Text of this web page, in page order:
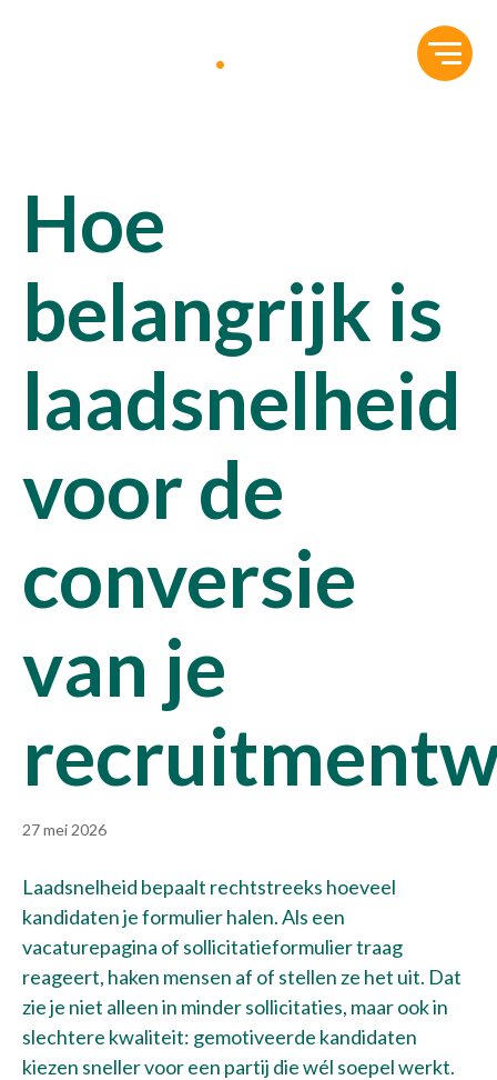
Hoe
belangrijk is
laadsnelheid
voor de
conversie
van je
27 mei 2026
Laadsnelheid bepaalt rechtstreeks hoeveel
kandidaten je formulier halen. Als een
vacaturepagina of sollicitatieformulier traag
reageert, haken mensen af of stellen ze het uit. Dat
zie je niet alleen in minder sollicitaties, maar ook in
slechtere kwaliteit: gemotiveerde kandidaten
kiezen sneller voor een partij die wél soepel werkt.